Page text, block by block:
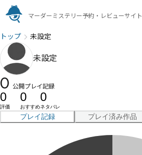
マーダーミステリー予約・レビューサイト
トップ 未設定
未設定
0 公開プレイ記録
0
評価
0
おすすめ
0
ネタバレ
プレイ記録 プレイ済み作品